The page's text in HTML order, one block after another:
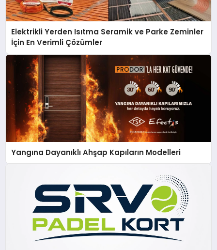
Elektrikli Yerden Isıtma Seramik ve Parke Zeminler
İçin En Verimli Çözümler
Yangına Dayanıklı Ahşap Kapıların Modelleri